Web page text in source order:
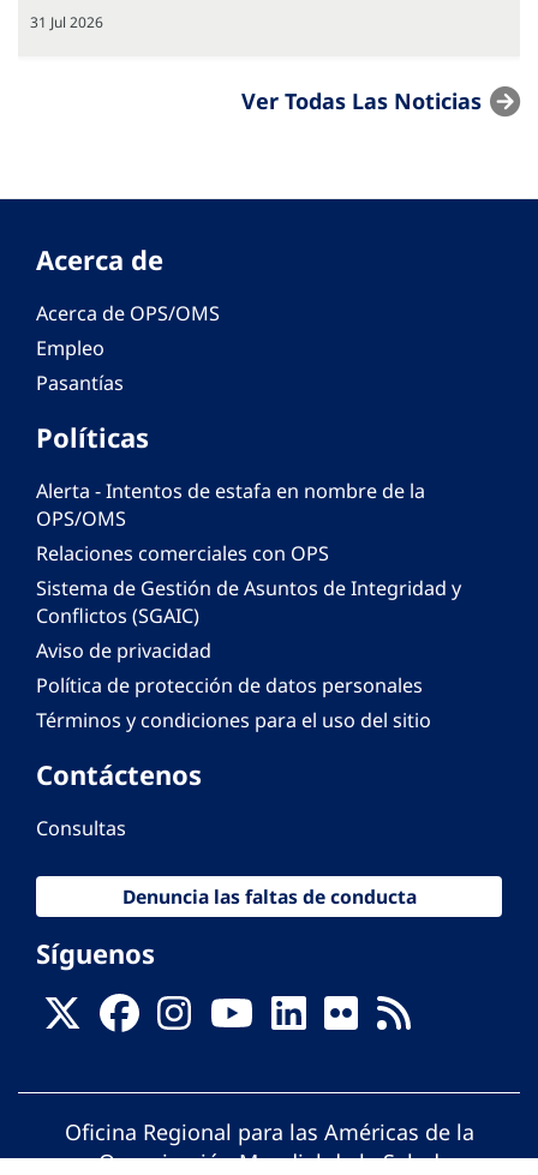
31 Jul 2026
Ver Todas Las Noticias
Acerca de
Acerca de OPS/OMS
Empleo
Pasantías
Políticas
Alerta - Intentos de estafa en nombre de la
OPS/OMS
Relaciones comerciales con OPS
Sistema de Gestión de Asuntos de Integridad y
Conflictos (SGAIC)
Aviso de privacidad
Política de protección de datos personales
Términos y condiciones para el uso del sitio
Contáctenos
Consultas
Denuncia las faltas de conducta
Síguenos
Oficina Regional para las Américas de la
Organización Mundial de la Salud